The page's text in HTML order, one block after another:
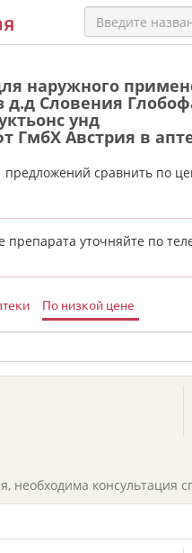
наружного
д.д Словения
унд
ГмбX Австрия в
предложений сравнить по
уточняйте по
По низкой цене
необходима консультация